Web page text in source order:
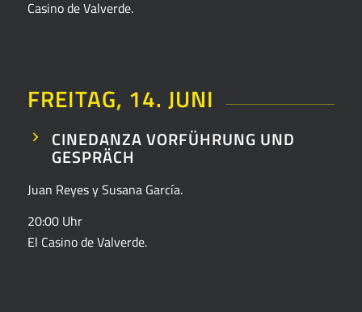
Casino de Valverde.
FREITAG, 14. JUNI
CINEDANZA VORFÜHRUNG UND
GESPRÄCH
Juan Reyes y Susana García.
20:00 Uhr
El Casino de Valverde.